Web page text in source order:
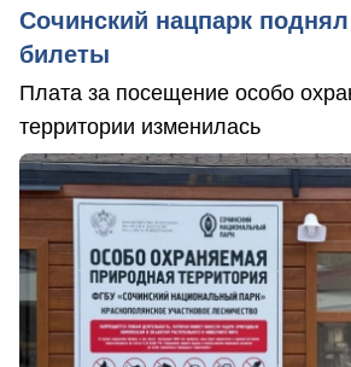
Сочинский нацпарк
билеты
Плата за посещение особо
территории изменилась